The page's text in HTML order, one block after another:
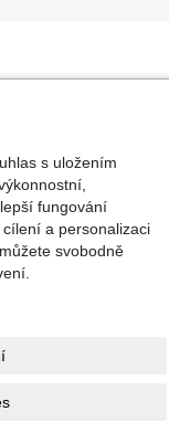
Číslo účtu:
s uložením
fungování
a personalizaci
svobodně